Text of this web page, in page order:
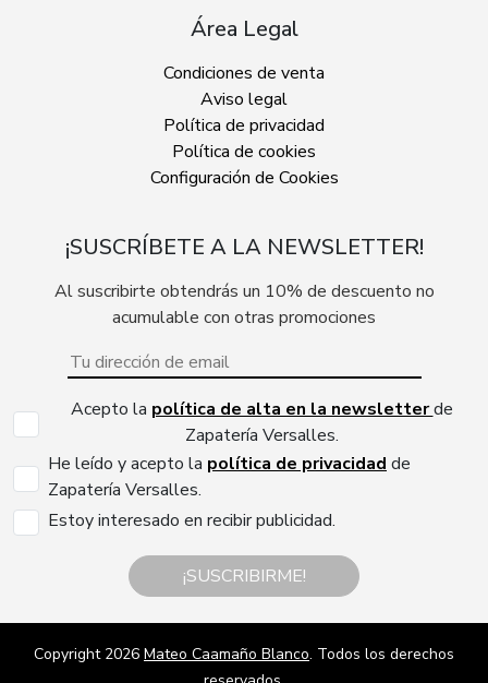
Área Legal
Condiciones de venta
Aviso legal
Política de privacidad
Política de cookies
Configuración de Cookies
¡SUSCRÍBETE A LA NEWSLETTER!
Al suscribirte obtendrás un 10% de descuento no
acumulable con otras promociones
Acepto la política de alta en la newsletterde
Zapatería Versalles.
He leído y acepto la política de privacidad de
Zapatería Versalles.
Estoy interesado en recibir publicidad.
¡SUSCRIBIRME!
Copyright 2026 Mateo Caamaño Blanco. Todos los derechos